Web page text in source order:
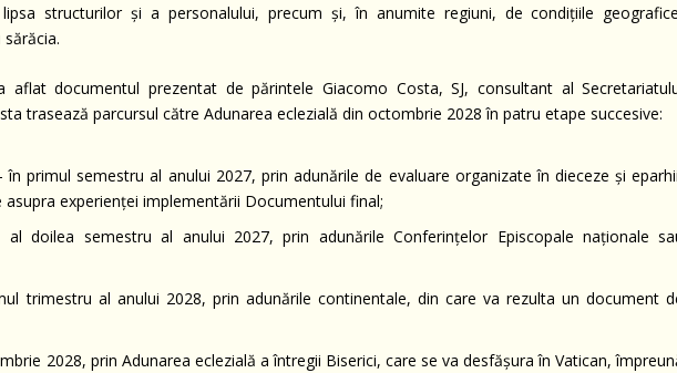
structurilor și a personalului, precum și, în anumite regiuni, de condițiile
aflat documentul prezentat de părintele Giacomo Costa, SJ, consultant al
trasează parcursul către Adunarea eclezială din octombrie 2028 în patru etape succesive:
primul semestru al anului 2027, prin adunările de evaluare organizate în dieceze și
experienței implementării Documentului final;
doilea semestru al anului 2027, prin adunările Conferințelor Episcopale naționale
trimestru al anului 2028, prin adunările continentale, din care va rezulta un document
2028, prin Adunarea eclezială a întregii Biserici, care se va desfășura în Vatican,